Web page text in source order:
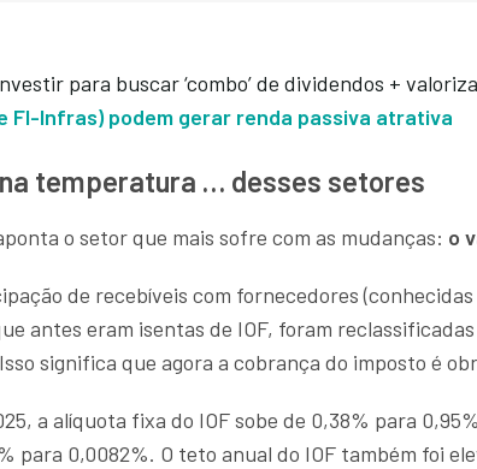
para buscar ‘combo’ de dividendos +
FI-Infras) podem gerar renda passiva atrativa
temperatura … desses setores
o setor que mais sofre com as mudanças: o
de recebíveis com fornecedores (conhecidas
antes eram isentas de IOF, foram
significa que agora a cobrança do imposto é
a alíquota fixa do IOF sobe de 0,38% para
para 0,0082%. O teto anual do IOF também foi